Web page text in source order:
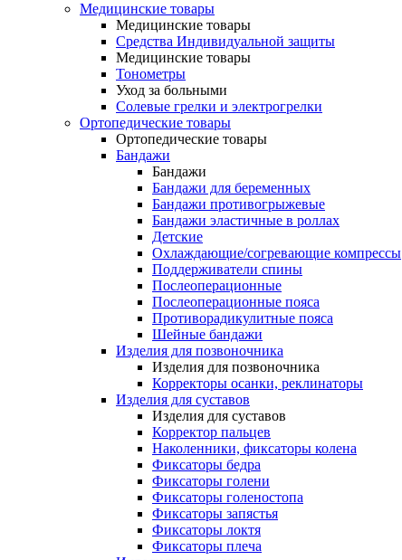
Медицинские товары
Медицинские товары
Средства Индивидуальной защиты
Медицинские товары
Тонометры
Уход за больными
Солевые грелки и электрогрелки
Ортопедические товары
Ортопедические товары
Бандажи
Бандажи
Бандажи для беременных
Бандажи противогрыжевые
Бандажи эластичные в роллах
Детские
Охлаждающие/согревающие компрессы
Поддерживатели спины
Послеоперационные
Послеоперационные пояса
Противорадикулитные пояса
Шейные бандажи
Изделия для позвоночника
Изделия для позвоночника
Корректоры осанки, реклинаторы
Изделия для суставов
Изделия для суставов
Корректор пальцев
Наколенники, фиксаторы колена
Фиксаторы бедра
Фиксаторы голени
Фиксаторы голеностопа
Фиксаторы запястья
Фиксаторы локтя
Фиксаторы плеча